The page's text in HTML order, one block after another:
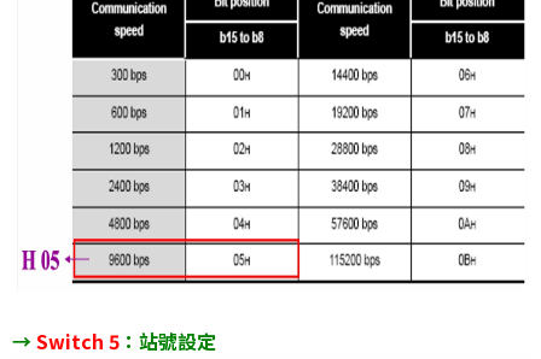
→Switch 5 ：站號設定